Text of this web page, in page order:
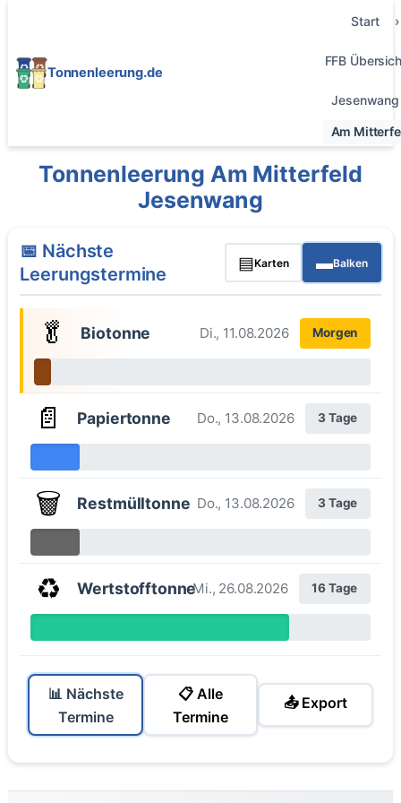
Tonnenleerung.de
Start
FFB
Jesenwang
Am
Tonnenleerung Am Mitterfeld
Jesenwang
📅 Nächste
Leerungstermine
▤Karten ▬Balken
🥬 Biotonne Di., 11.08.2026 Morgen
📄 Papiertonne Do., 13.08.2026 3 Tage
🗑️ Restmülltonne Do., 13.08.2026 3 Tage
♻️ WertstofftonneMi., 26.08.2026 16 Tage
📊 Nächste
Termine
📋 Alle
Termine
📤 Export